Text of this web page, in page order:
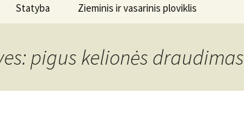
Statyba Zieminis ir vasarinis ploviklis
pigus kelionės draudimas